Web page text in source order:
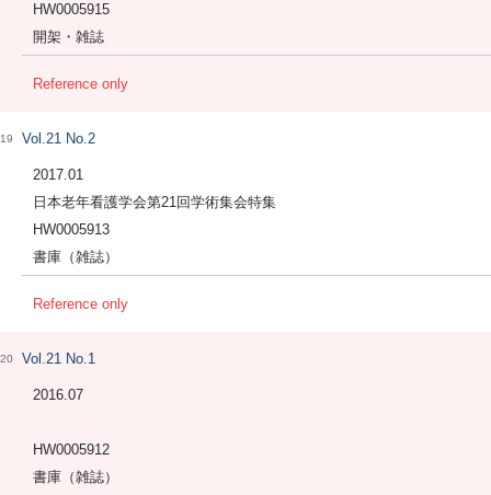
HW0005915
開架・雑誌
Reference only
19 Vol.21 No.2
2017.01
日本老年看護学会第21回学術集会特集
HW0005913
書庫（雑誌）
Reference only
20 Vol.21 No.1
2016.07
HW0005912
書庫（雑誌）